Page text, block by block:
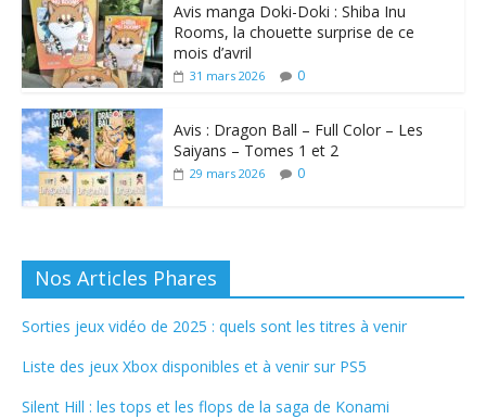
Avis manga Doki-Doki : Shiba Inu
Rooms, la chouette surprise de ce
mois d’avril
31 mars 2026 0
Avis : Dragon Ball – Full Color – Les
Saiyans – Tomes 1 et 2
29 mars 2026 0
Nos Articles Phares
Sorties jeux vidéo de 2025 : quels sont les titres à venir
Liste des jeux Xbox disponibles et à venir sur PS5
Silent Hill : les tops et les flops de la saga de Konami